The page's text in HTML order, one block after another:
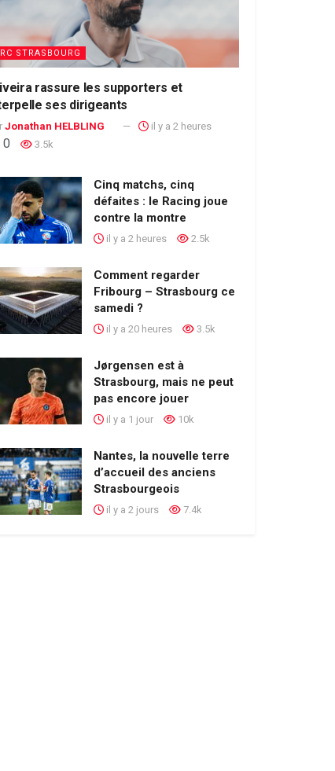
RC STRASBOURG
rassure les supporters et
ses dirigeants
Jonathan HELBLING il y a 2 heures
0 3.5k
Cinq matchs, cinq
défaites : le Racing joue
contre la montre
il y a 2 heures 2.5k
Comment regarder
Fribourg – Strasbourg ce
samedi ?
il y a 20 heures 3.5k
Jørgensen est à
Strasbourg, mais ne peut
pas encore jouer
il y a 1 jour 10k
Nantes, la nouvelle terre
d’accueil des anciens
Strasbourgeois
il y a 2 jours 7.4k